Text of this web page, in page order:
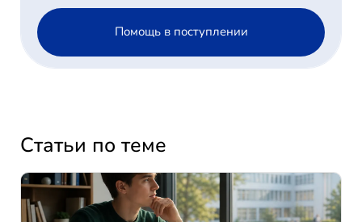
Помощь в поступлении
Статьи по теме